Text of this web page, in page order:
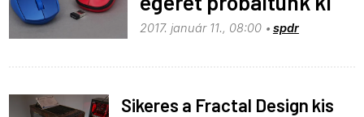
2017. január 11., 08:00 spdr
Sikeres a Fractal Design kis